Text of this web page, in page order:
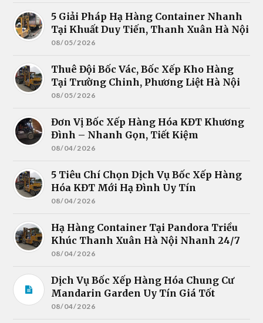
5 Giải Pháp Hạ Hàng Container Nhanh
Tại Khuất Duy Tiến, Thanh Xuân Hà Nội
08/05/2026
Thuê Đội Bốc Vác, Bốc Xếp Kho Hàng
Tại Trường Chinh, Phương Liệt Hà Nội
08/05/2026
Đơn Vị Bốc Xếp Hàng Hóa KĐT Khương
Đình – Nhanh Gọn, Tiết Kiệm
08/04/2026
5 Tiêu Chí Chọn Dịch Vụ Bốc Xếp Hàng
Hóa KĐT Mới Hạ Đình Uy Tín
08/04/2026
Hạ Hàng Container Tại Pandora Triều
Khúc Thanh Xuân Hà Nội Nhanh 24/7
08/04/2026
Dịch Vụ Bốc Xếp Hàng Hóa Chung Cư
Mandarin Garden Uy Tín Giá Tốt
08/04/2026